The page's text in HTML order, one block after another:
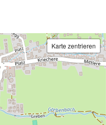
Karte zentrieren